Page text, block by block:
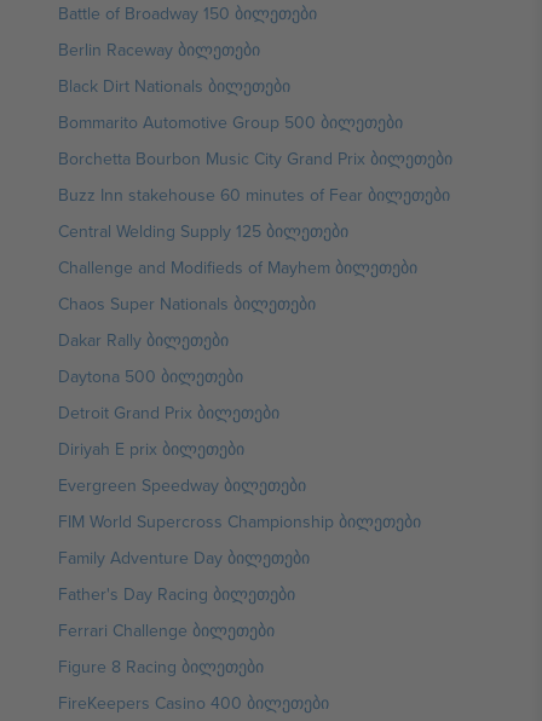
Battle of Broadway 150 ბილეთები
Berlin Raceway ბილეთები
Black Dirt Nationals ბილეთები
Bommarito Automotive Group 500 ბილეთები
Borchetta Bourbon Music City Grand Prix ბილეთები
Buzz Inn stakehouse 60 minutes of Fear ბილეთები
Central Welding Supply 125 ბილეთები
Challenge and Modifieds of Mayhem ბილეთები
Chaos Super Nationals ბილეთები
Dakar Rally ბილეთები
Daytona 500 ბილეთები
Detroit Grand Prix ბილეთები
Diriyah E prix ბილეთები
Evergreen Speedway ბილეთები
FIM World Supercross Championship ბილეთები
Family Adventure Day ბილეთები
Father's Day Racing ბილეთები
Ferrari Challenge ბილეთები
Figure 8 Racing ბილეთები
FireKeepers Casino 400 ბილეთები